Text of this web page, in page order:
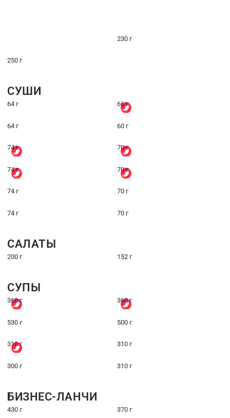
230 г
250 г
СУШИ
64 г 66 г
64 г 60 г
74 г 70 г
74 г 70 г
74 г 70 г
74 г 70 г
САЛАТЫ
200 г 152 г
СУПЫ
360 г 360 г
530 г 500 г
310 г 310 г
300 г 310 г
БИЗНЕС-ЛАНЧИ
430 г 370 г